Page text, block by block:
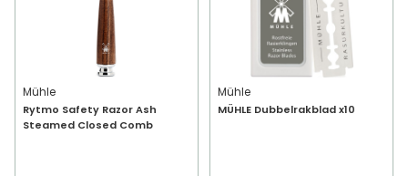
Mühle
Rytmo Safety Razor Ash
Steamed Closed Comb
Mühle
MÜHLE Dubbelrakblad x10